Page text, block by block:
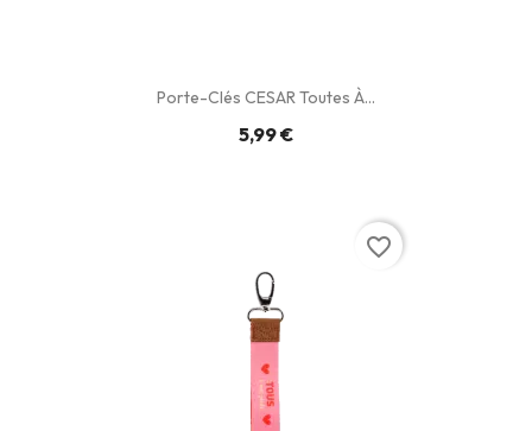
Porte-Clés CESAR Toutes À...
5,99 €
favorite_border